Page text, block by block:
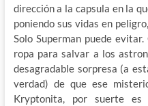
dirección a la capsula en la
poniendo sus vidas en
Solo Superman puede
ropa para salvar a los
desagradable sorpresa (a
verdad) de que ese
Kryptonita, por suerte es